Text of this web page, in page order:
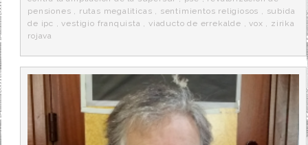
pensiones
rutas megaliticas sentimientos religiosos
subida
de ipc ,vestigio franquista ,viaducto de errekalde ,vox
zirika
rojava